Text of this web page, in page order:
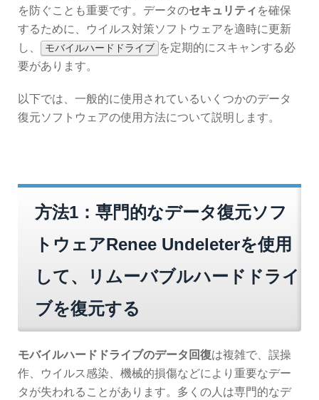
を防ぐことも重要です。データのセキュリティ を確保
するために、ウイルス対策ソフトウェアを適時に更新
し、
モバイルハードドライブ を定期的にスキャンする必
要があります。
以下では、一般的に使用されているいくつかのデータ
復元ソフトウェアの使用方法について説明します。
方法1：専門的なデータ復元ソフ
トウェアRenee Undeleterを使用
して、リムーバブルハードドライ
ブを復元する
モバイルハードドライブのデータ回復は複雑で、誤操
作、ウイルス感染、機械的損傷などにより重要なデー
タが失われることがあります。多くの人は専門的なデ